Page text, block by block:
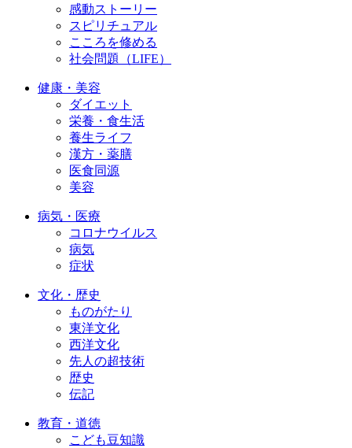
感動ストーリー
スピリチュアル
こころを修める
社会問題（LIFE）
健康・美容
ダイエット
栄養・食生活
養生ライフ
漢方・薬膳
医食同源
美容
病気・医療
コロナウイルス
病気
症状
文化・歴史
ものがたり
東洋文化
西洋文化
先人の超技術
歴史
伝記
教育・道徳
こども豆知識